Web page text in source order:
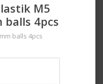
M5
4pcs
balls 4pcs